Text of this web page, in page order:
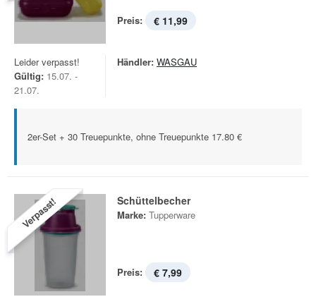
Preis: € 11,99
Leider verpasst!
Gültig: 15.07. -
21.07.
Händler: WASGAU
2er-Set + 30 Treuepunkte, ohne Treuepunkte 17.80 €
Verpasst! Schüttelbecher
Marke: Tupperware
Preis: € 7,99